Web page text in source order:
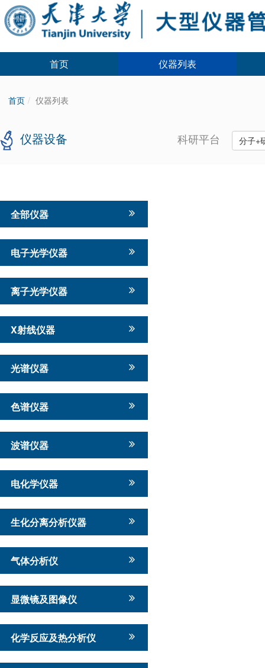
首页 仪器列表
首页 仪器列表
仪器设备 科研平台 分子+
全部仪器
电子光学仪器
离子光学仪器
X射线仪器
光谱仪器
色谱仪器
波谱仪器
电化学仪器
生化分离分析仪器
气体分析仪
显微镜及图像仪
化学反应及热分析仪